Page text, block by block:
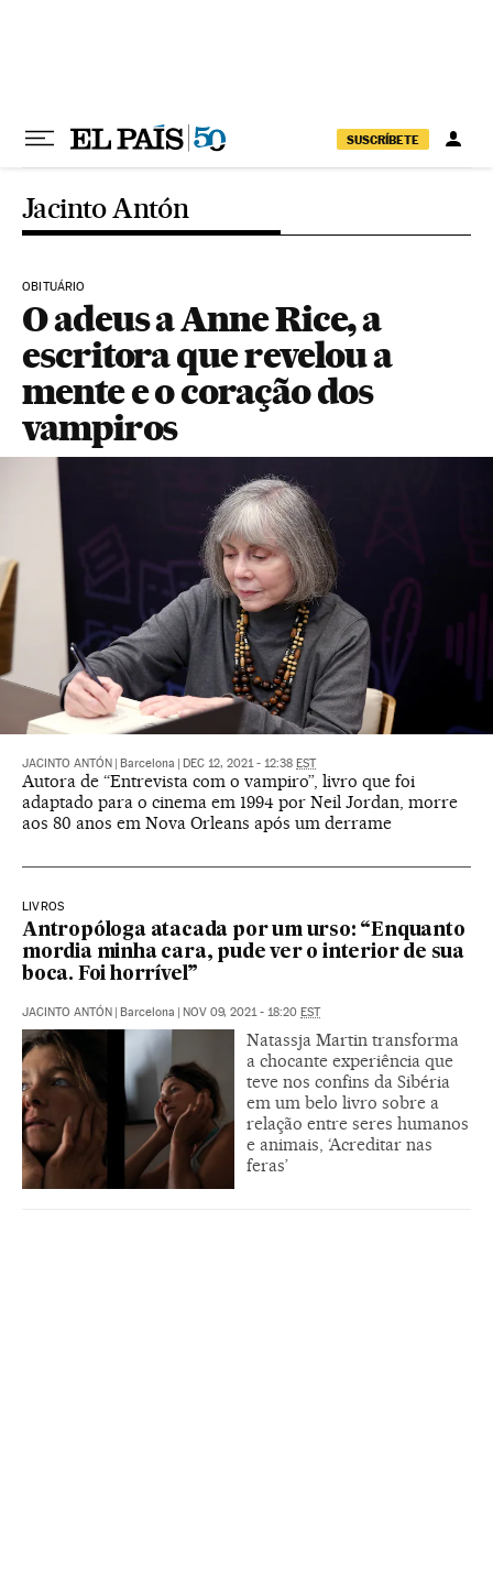
SUSCRÍBETE
Jacinto Antón
OBITUÁRIO
O adeus a Anne Rice, a
escritora que revelou a
mente e o coração dos
vampiros
JACINTO ANTÓN Barcelona DEC 12, 2021 - 12:38 EST
Autora de “Entrevista com o vampiro”, livro que foi
adaptado para o cinema em 1994 por Neil Jordan, morre
aos 80 anos em Nova Orleans após um derrame
LIVROS
Antropóloga atacada por um urso: “Enquanto
mordia minha cara, pude ver o interior de sua
boca. Foi horrível”
JACINTO ANTÓN Barcelona NOV 09, 2021 - 18:20 EST
Natassja Martin transforma
a chocante experiência que
teve nos confins da Sibéria
em um belo livro sobre a
relação entre seres humanos
e animais, ‘Acreditar nas
feras’